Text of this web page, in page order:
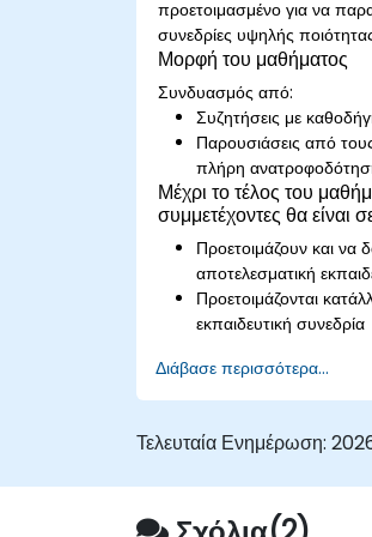
εκπαιδευόμενους με
Να προετοιμάζουν, να
παραδίδουν
αντίκτυπο.
προετοιμασμένο για να
συνεδρίες υψηλής
Μορφή του μαθήματος
Συνδυασμός από:
Συζητήσεις με
Παρουσιάσεις από
πλήρη
Μέχρι το τέλος του
συμμετέχοντες θα είναι
Προετοιμάζουν και να
αποτελεσματική
Προετοιμάζονται
εκπαιδευτική συνεδρία
με αυτοπεποίθηση
Χρησιμοποιούν τα
επιλέξει για να
ανθρώπων που θα
Διάβασε περισσότερα...
Τελευταία Ενημέρωση: